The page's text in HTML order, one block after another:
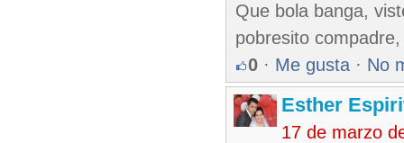
Que bola banga,
pobresito
0 · Me gusta · No
Esther
17 de marzo